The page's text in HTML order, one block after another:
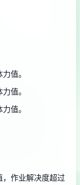
值。
值。
值。
作业解决度超过